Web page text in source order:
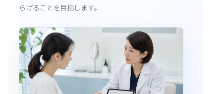
らげることを目指します。